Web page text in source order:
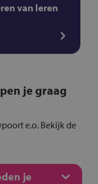
van leren
je graag
e.o. Bekijk de
je